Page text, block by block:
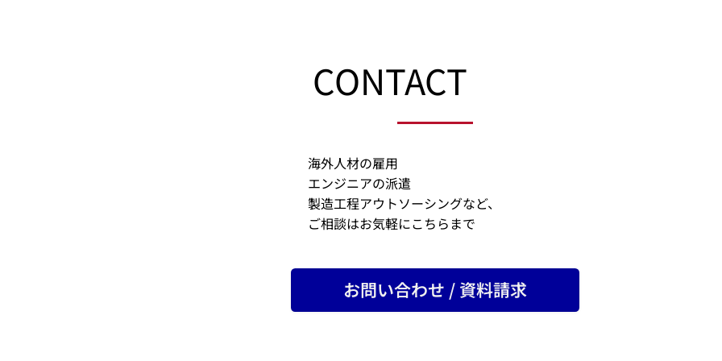
​CONTACT
海外人材の雇用
エンジニアの派遣
製造工程アウトソーシングなど、
ご相談はお気軽にこちらまで
お問い合わせ / 資料請求